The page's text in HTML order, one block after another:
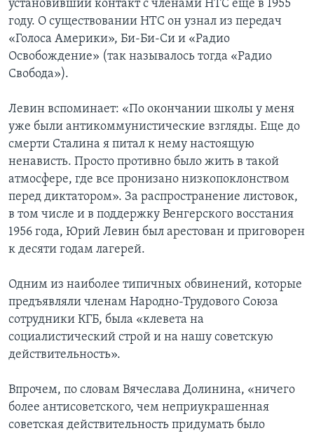
установивший контакт с членами НТС еще в 1955
году. О существовании НТС он узнал из передач
«Голоса Америки», Би-Би-Си и «Радио
Освобождение» (так называлось тогда «Радио
Свобода»).
Левин вспоминает: «По окончании школы у меня
уже были антикоммунистические взгляды. Еще до
смерти Сталина я питал к нему настоящую
ненависть. Просто противно было жить в такой
атмосфере, где все пронизано низкопоклонством
перед диктатором». За распространение листовок,
в том числе и в поддержку Венгерского восстания
1956 года, Юрий Левин был арестован и приговорен
к десяти годам лагерей.
Одним из наиболее типичных обвинений, которые
предъявляли членам Народно-Трудового Союза
сотрудники КГБ, была «клевета на
социалистический строй и на нашу советскую
действительность».
Впрочем, по словам Вячеслава Долинина, «ничего
более антисоветского, чем неприукрашенная
советская действительность придумать было